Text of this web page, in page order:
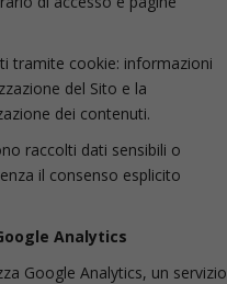
tramite cookie: informazioni
del Sito e la
dei contenuti.
raccolti dati sensibili o
il consenso esplicito
Analytics
Google Analytics, un servizio